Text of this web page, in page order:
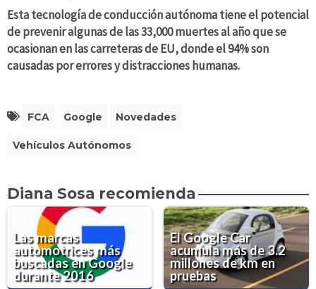
Esta tecnología de conducción autónoma tiene el potencial
de prevenir algunas de las 33,000 muertes al año que se
ocasionan en las carreteras de EU, donde el 94% son
causadas por errores y distracciones humanas.
FCA Google Novedades
Vehículos Autónomos
Diana Sosa recomienda
Las marcas
automotrices más
buscadas en Google
durante 2016
El Google Car
acumula más de 3.2
millones de km en
pruebas